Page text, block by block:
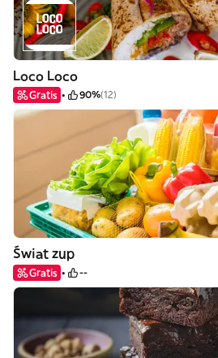
Loco Loco
Gratis 90%(12)
Świat zup
Gratis --